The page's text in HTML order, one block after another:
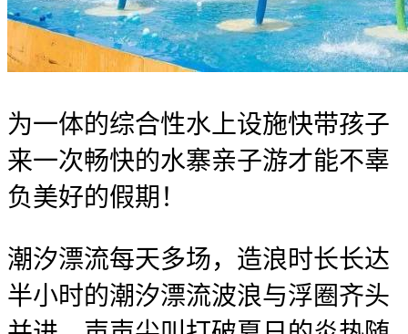
为一体的综合性水上设施快带孩子
来一次畅快的水寨亲子游才能不辜
负美好的假期！
潮汐漂流每天多场，造浪时长长达
半小时的潮汐漂流波浪与浮圈齐头